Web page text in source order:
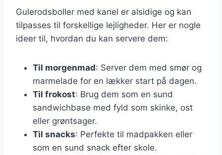
Gulerodsboller med kanel er alsidige og kan
tilpasses til forskellige lejligheder. Her er nogle
ideer til, hvordan du kan servere dem:
Til morgenmad: Server dem med smør og
marmelade for en lækker start på dagen.
Til frokost: Brug dem som en sund
sandwichbase med fyld som skinke, ost
eller grøntsager.
Til snacks: Perfekte til madpakken eller
som en sund snack efter skole.